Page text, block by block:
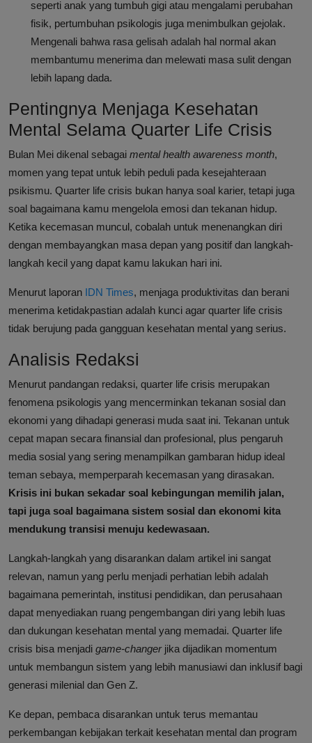
seperti anak yang tumbuh gigi atau mengalami perubahan
fisik, pertumbuhan psikologis juga menimbulkan gejolak.
Mengenali bahwa rasa gelisah adalah hal normal akan
membantumu menerima dan melewati masa sulit dengan
lebih lapang dada.
Pentingnya Menjaga Kesehatan
Mental Selama Quarter Life Crisis
Bulan Mei dikenal sebagai mental health awareness month,
momen yang tepat untuk lebih peduli pada kesejahteraan
psikismu. Quarter life crisis bukan hanya soal karier, tetapi juga
soal bagaimana kamu mengelola emosi dan tekanan hidup.
Ketika kecemasan muncul, cobalah untuk menenangkan diri
dengan membayangkan masa depan yang positif dan langkah-
langkah kecil yang dapat kamu lakukan hari ini.
Menurut laporan IDN Times, menjaga produktivitas dan berani
menerima ketidakpastian adalah kunci agar quarter life crisis
tidak berujung pada gangguan kesehatan mental yang serius.
Analisis Redaksi
Menurut pandangan redaksi, quarter life crisis merupakan
fenomena psikologis yang mencerminkan tekanan sosial dan
ekonomi yang dihadapi generasi muda saat ini. Tekanan untuk
cepat mapan secara finansial dan profesional, plus pengaruh
media sosial yang sering menampilkan gambaran hidup ideal
teman sebaya, memperparah kecemasan yang dirasakan.
Krisis ini bukan sekadar soal kebingungan memilih jalan,
tapi juga soal bagaimana sistem sosial dan ekonomi kita
mendukung transisi menuju kedewasaan.
Langkah-langkah yang disarankan dalam artikel ini sangat
relevan, namun yang perlu menjadi perhatian lebih adalah
bagaimana pemerintah, institusi pendidikan, dan perusahaan
dapat menyediakan ruang pengembangan diri yang lebih luas
dan dukungan kesehatan mental yang memadai. Quarter life
crisis bisa menjadi game-changerjika dijadikan momentum
untuk membangun sistem yang lebih manusiawi dan inklusif bagi
generasi milenial dan Gen Z.
Ke depan, pembaca disarankan untuk terus memantau
perkembangan kebijakan terkait kesehatan mental dan program